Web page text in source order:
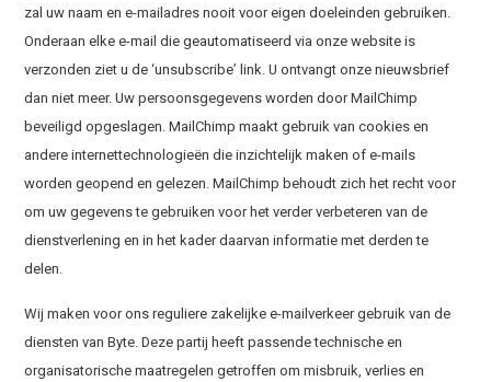
zal uw naam en e-mailadres nooit voor eigen doeleinden gebruiken.
Onderaan elke e-mail die geautomatiseerd via onze website is
verzonden ziet u de ‘unsubscribe’ link. U ontvangt onze nieuwsbrief
dan niet meer. Uw persoonsgegevens worden door MailChimp
beveiligd opgeslagen. MailChimp maakt gebruik van cookies en
andere internettechnologieën die inzichtelijk maken of e-mails
worden geopend en gelezen. MailChimp behoudt zich het recht voor
om uw gegevens te gebruiken voor het verder verbeteren van de
dienstverlening en in het kader daarvan informatie met derden te
delen.
Wij maken voor ons reguliere zakelijke e-mailverkeer gebruik van de
diensten van Byte. Deze partij heeft passende technische en
organisatorische maatregelen getroffen om misbruik, verlies en